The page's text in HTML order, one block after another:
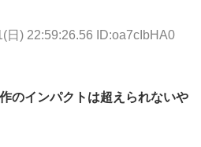
日) 22:59:26.56 ID:oa7cIbHA0
のインパクトは超えられないや